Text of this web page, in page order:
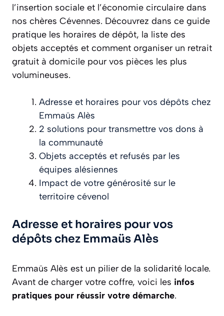
l’insertion sociale et l’économie circulaire dans
nos chères Cévennes. Découvrez dans ce guide
pratique les horaires de dépôt, la liste des
objets acceptés et comment organiser un retrait
gratuit à domicile pour vos pièces les plus
volumineuses.
Adresse et horaires pour vos dépôts chez
Emmaüs Alès
2 solutions pour transmettre vos dons à
la communauté
Objets acceptés et refusés par les
équipes alésiennes
Impact de votre générosité sur le
territoire cévenol
Adresse et horaires pour vos
dépôts chez Emmaüs Alès
Emmaüs Alès est un pilier de la solidarité locale.
Avant de charger votre coffre, voici les infos
pratiques pour réussir votre démarche.